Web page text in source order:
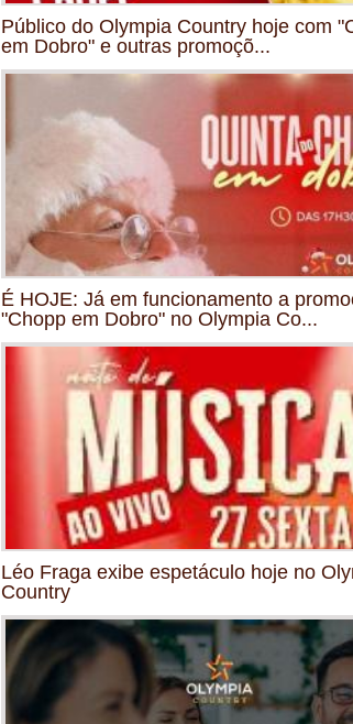
Público do Olympia Country hoje com
em Dobro" e outras promoçõ...
É HOJE: Já em funcionamento a
"Chopp em Dobro" no Olympia Co...
Léo Fraga exibe espetáculo hoje no
Country